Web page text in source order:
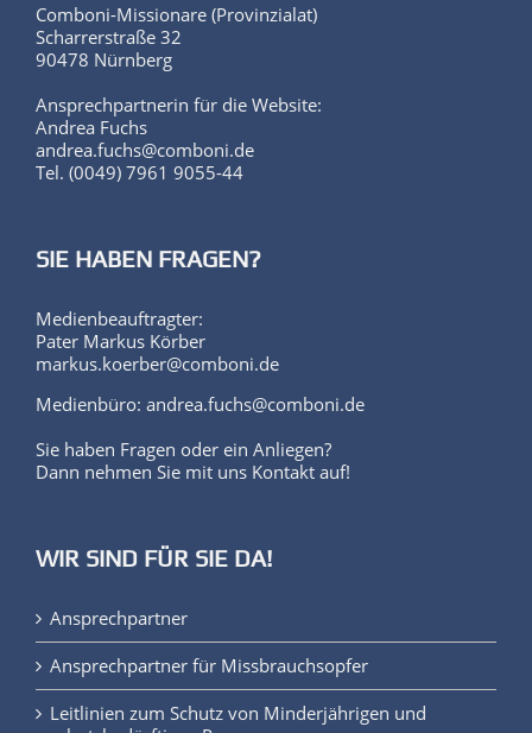
Comboni-Missionare (Provinzialat)
Scharrerstraße 32
90478 Nürnberg
Ansprechpartnerin für die Website:
Andrea Fuchs
andrea.fuchs@comboni.de
Tel. (0049) 7961 9055-44
SIE HABEN FRAGEN?
Medienbeauftragter:
Pater Markus Körber
markus.koerber@comboni.de
Medienbüro: andrea.fuchs@comboni.de
Sie haben Fragen oder ein Anliegen?
Dann nehmen Sie mit uns Kontakt auf!
WIR SIND FÜR SIE DA!
Ansprechpartner
Ansprechpartner für Missbrauchsopfer
Leitlinien zum Schutz von Minderjährigen und